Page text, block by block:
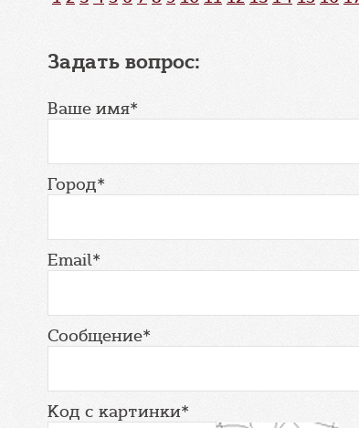
Задать вопрос:
Ваше имя*
Город*
Email*
Сообщение*
Код с картинки*